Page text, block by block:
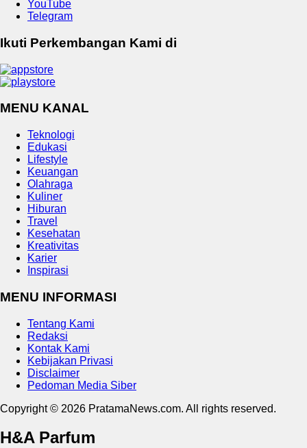
YouTube
Telegram
Ikuti Perkembangan Kami di
MENU KANAL
Teknologi
Edukasi
Lifestyle
Keuangan
Olahraga
Kuliner
Hiburan
Travel
Kesehatan
Kreativitas
Karier
Inspirasi
MENU INFORMASI
Tentang Kami
Redaksi
Kontak Kami
Kebijakan Privasi
Disclaimer
Pedoman Media Siber
Copyright © 2026 PratamaNews.com. All rights reserved.
H&A Parfum